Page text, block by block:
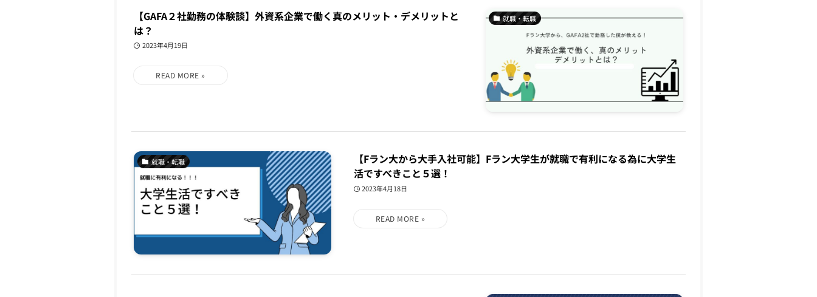
就職・転職
【GAFA２社勤務の体験談】外資系企業で働く真のメリット・デメリットと
は？
2023年4月19日
就職・転職
【Fラン大から大手入社可能】Fラン大学生が就職で有利になる為に大学生
活ですべきこと５選！
2023年4月18日